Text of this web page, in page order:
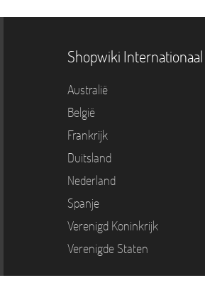
Shopwiki Internationaal
Australië
België
Frankrijk
Duitsland
Nederland
Spanje
Verenigd Koninkrijk
Verenigde Staten